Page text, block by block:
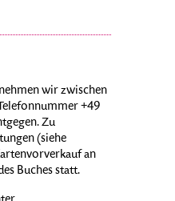
wir zwischen
+49
Zu
(siehe
an
Buches statt.